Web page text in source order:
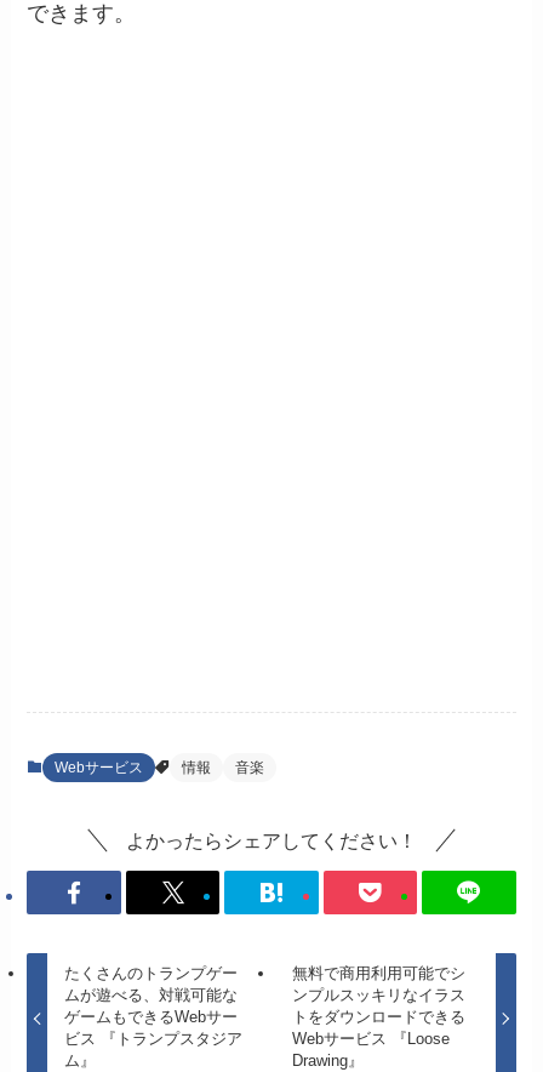
できます。
Webサービス 情報 音楽
よかったらシェアしてください！
たくさんのトランプゲー
ムが遊べる、対戦可能な
ゲームもできるWebサー
ビス 『トランプスタジア
ム』
無料で商用利用可能でシ
ンプルスッキリなイラス
トをダウンロードできる
Webサービス 『Loose
Drawing』